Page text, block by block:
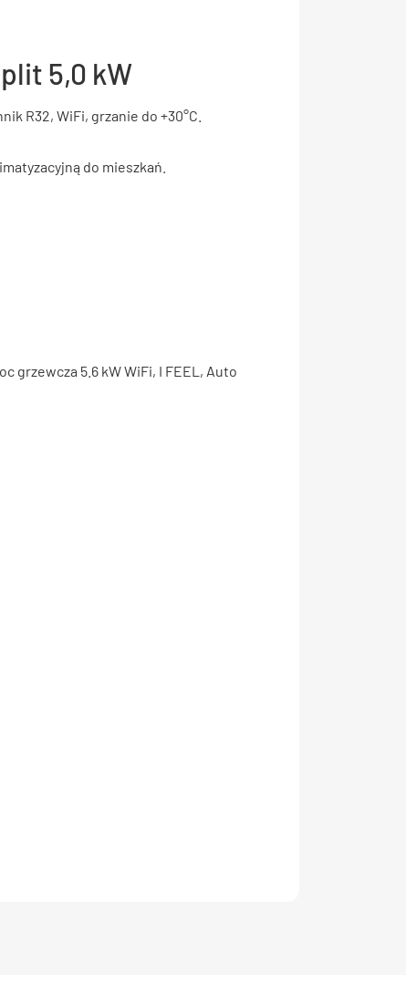
5,0 kW
R32, WiFi, grzanie do +30°C.
do mieszkań.
grzewcza 5.6 kW WiFi, I FEEL, Auto